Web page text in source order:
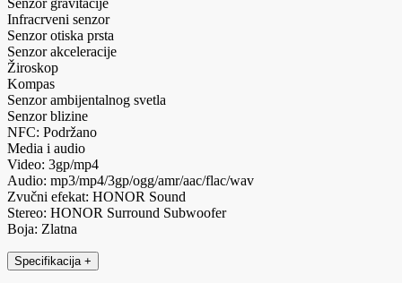
Infracrveni senzor
Senzor otiska prsta
Senzor akceleracije
Žiroskop
Kompas
Senzor ambijentalnog svetla
Senzor blizine
NFC: Podržano
Media i audio
Video: 3gp/mp4
Audio: mp3/mp4/3gp/ogg/amr/aac/flac/wav
Zvučni efekat: HONOR Sound
Stereo: HONOR Surround Subwoofer
Boja: Zlatna
Specifikacija +